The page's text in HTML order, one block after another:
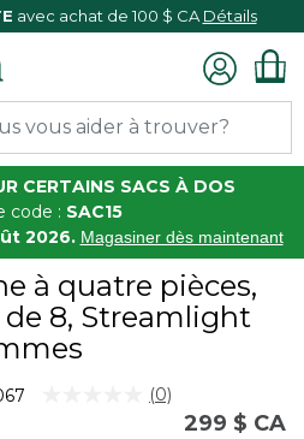
avec achat de 100 $ CA Détails
CERTAINS SACS À DOS
code : SAC15
2026. Magasiner dès maintenant
à quatre pièces,
8, Streamlight
5 sur 5 Évaluation des clients
Aucune
cote
(0)
299 $ CA